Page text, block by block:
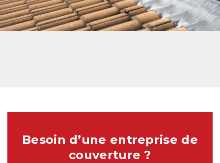
Besoin d’une entreprise de
couverture ?